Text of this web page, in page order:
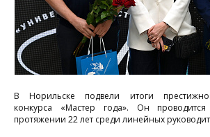
В Норильске подвели итоги
конкурса «Мастер года». Он
протяжении 22 лет среди линейных